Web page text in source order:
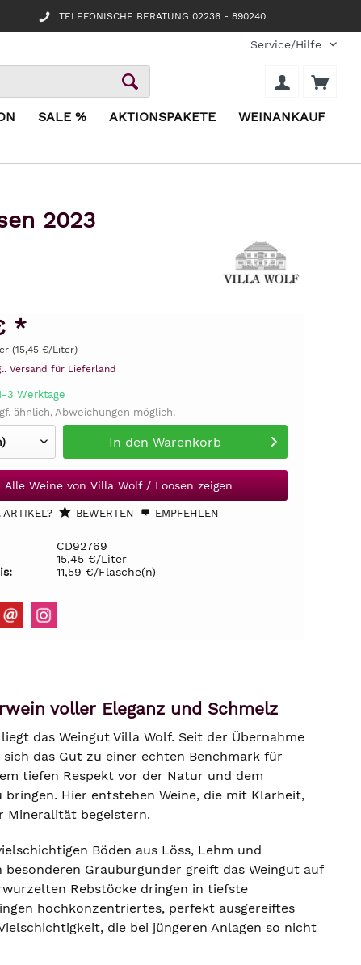
TELEFONISCHE BERATUNG 02236 - 890240
Service/Hilfe
SALE % AKTIONSPAKETE WEINANKAUF
2023
*
(15,45 €/Liter)
Versand für Lieferland
3 Werktage
ähnlich, Abweichungen möglich.
In den Warenkorb
Alle Weine von Villa Wolf / Loosen zeigen
ARTIKEL? BEWERTEN EMPFEHLEN
CD92769
15,45 €/Liter
11,59 €/Flasche(n)
voller Eleganz und Schmelz
das Weingut Villa Wolf. Seit der Übernahme
das Gut zu einer echten Benchmark für
tiefen Respekt vor der Natur und dem
Hier entstehen Weine, die mit Klarheit,
Mineralität begeistern.
Böden aus Löss, Lehm und
Grauburgunder greift das Weingut auf
Rebstöcke dringen in tiefste
hochkonzentriertes, perfekt ausgereiftes
die bei jüngeren Anlagen so nicht